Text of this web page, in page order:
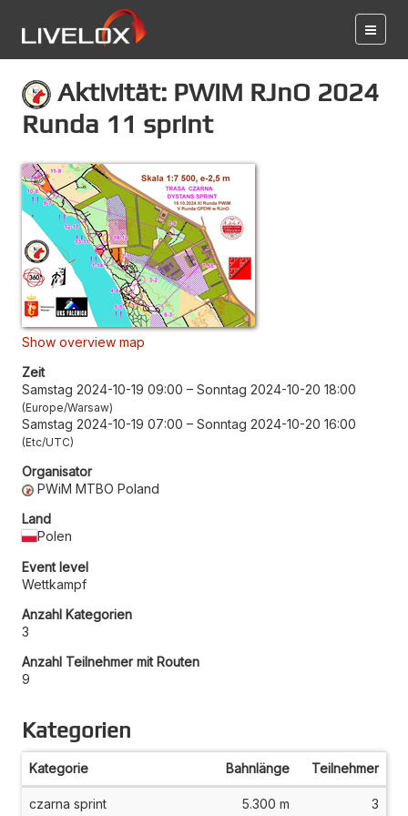
Aktivität: PWiM RJnO 2024
Runda 11 sprint
Show overview map
Zeit
Samstag 2024-10-19 09:00 – Sonntag 2024-10-20 18:00
Europe/Warsaw
Samstag 2024-10-19 07:00 – Sonntag 2024-10-20 16:00
Etc/UTC
Organisator
PWiM MTBO Poland
Land
Polen
Event level
Wettkampf
Anzahl Kategorien
3
Anzahl Teilnehmer mit Routen
9
Kategorien
Kategorie Bahnlänge Teilnehmer
czarna sprint 5.300 m 3